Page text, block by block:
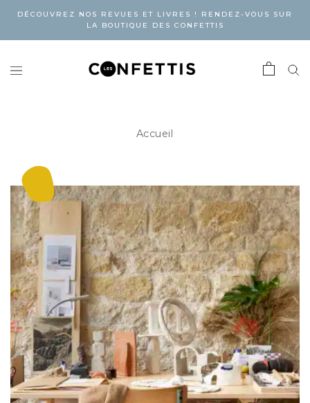
DÉCOUVREZ NOS REVUES ET LIVRES ! RENDEZ-VOUS SUR
LA BOUTIQUE DES CONFETTIS
Accueil